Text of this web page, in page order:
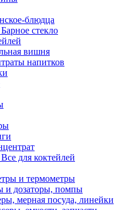
блюдца
стекло
вишня
напитков
для коктейлей
и термометры
и дозаторы, помпы
мерная посуда, линейки